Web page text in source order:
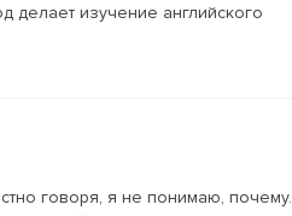
делает изучение английского
говоря, я не понимаю, почему.